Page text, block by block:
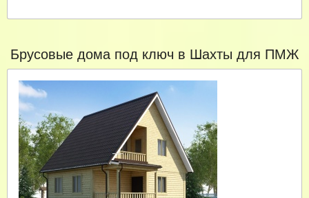
Брусовые дома под ключ в Шахты для ПМЖ